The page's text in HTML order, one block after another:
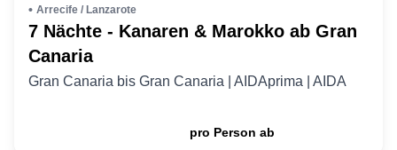
Arrecife / Lanzarote
7 Nächte - Kanaren & Marokko ab Gran
Canaria
Gran Canaria bis Gran Canaria AIDAprima AIDA
pro Person ab